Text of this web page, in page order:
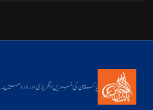
پاکستان کی خبریں انگریزی اور اردو میں۔